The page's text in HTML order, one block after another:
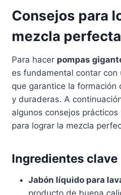
Consejos para
mezcla
Para hacer pompas
es fundamental contar con
que garantice la formación
y duraderas. A
algunos consejos
para lograr la mezcla
Ingredientes clave
Jabón líquido para